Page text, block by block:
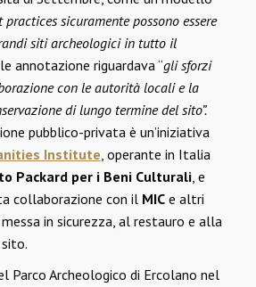
practices sicuramente possono essere
siti archeologici in tutto il
annotazione riguardava “gli sforzi
con le autorità locali e la
di lungo termine del sito”.
pubblico-privata è un’iniziativa
Institute, operante in Italia
Packard per i Beni Culturali, e
collaborazione con il MICe altri
in sicurezza, al restauro e alla
Parco Archeologico di Ercolano nel